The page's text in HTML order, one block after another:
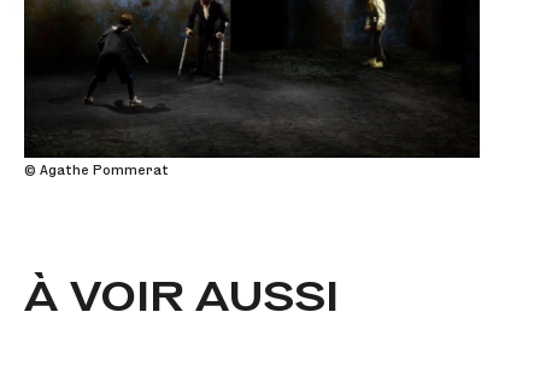
© Agathe Pommerat
À VOIR AUSSI